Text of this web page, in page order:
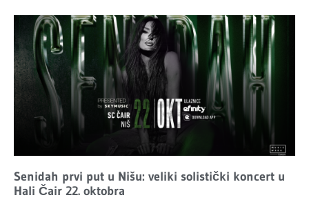
Senidah prvi put u Nišu: veliki solistički koncert u
Hali Čair 22. oktobra